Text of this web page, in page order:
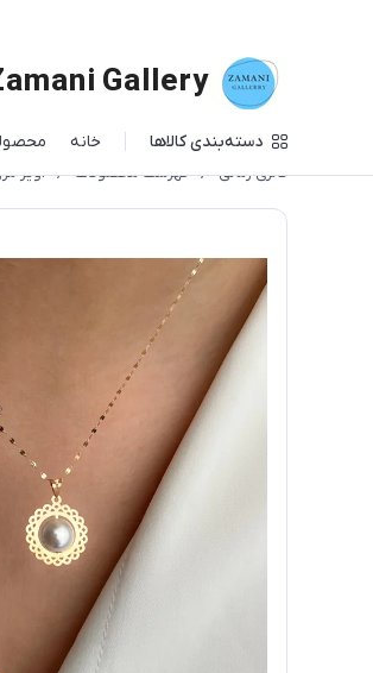
Gallery
دسته‌بندی کالاها خانه
گالری زمانی / فهرست محصولات / آویز